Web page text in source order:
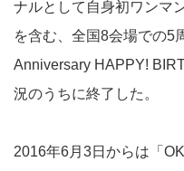
ナルとして自身初ワンマ
を含む、全国8会場での5
Anniversary HAPPY!
況のうちに終了した。
2016年6月3日からは「